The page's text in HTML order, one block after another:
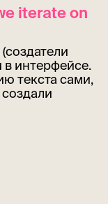
iterate on
в интерфейсе.
текста сами,